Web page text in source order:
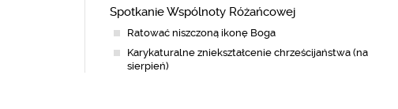
Spotkanie Wspólnoty Różańcowej
Ratować niszczoną ikonę Boga
Karykaturalne zniekształcenie chrześcijaństwa (na
sierpień)